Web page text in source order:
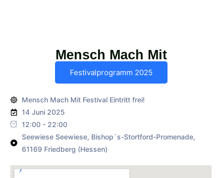
Mensch Mach Mit
Festivalprogramm 2025
Mensch Mach Mit Festival Eintritt frei!
14 Juni 2025
12:00 - 22:00
Seewiese Seewiese, Bishop´s-Stortford-Promenade,
61169 Friedberg (Hessen)